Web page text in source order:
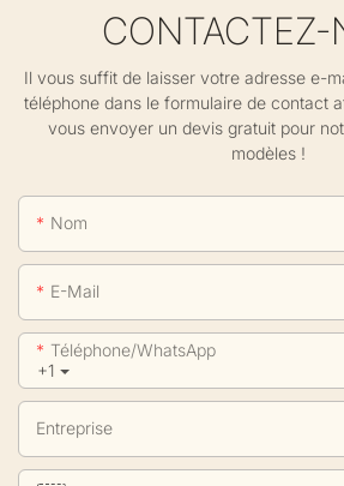
CONTACTEZ-
Il vous suffit de laisser votre adresse e-
téléphone dans le formulaire de contact
vous envoyer un devis gratuit pour
modèles !
Nom
E-Mail
+1
Téléphone/WhatsApp
Entreprise